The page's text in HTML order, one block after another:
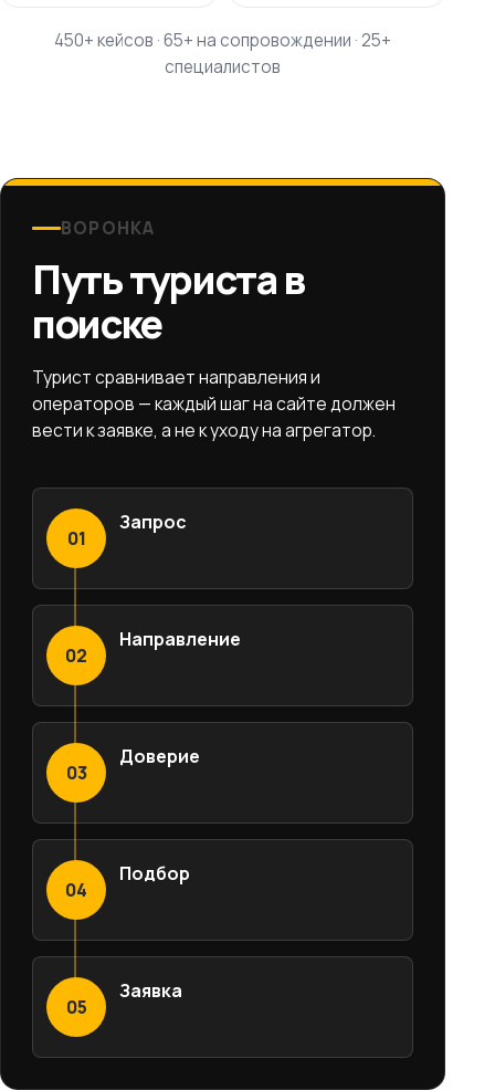
450+ кейсов · 65+ на сопровождении · 25+
специалистов
ВОРОНКА
Путь туриста в
поиске
Турист сравнивает направления и
операторов — каждый шаг на сайте должен
вести к заявке, а не к уходу на агрегатор.
01
Запрос
02
Направление
03
Доверие
04
Подбор
05
Заявка